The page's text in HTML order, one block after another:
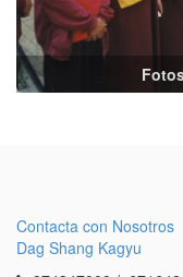
Contacta con Nosotros
Dag Shang Kagyu